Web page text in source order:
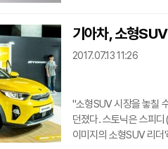
레인지로버 이보크 등 2
불량이 발견돼 화재 가
14일부터 해당 차량을
기아차, 소형
2017.07.13 11:26
"소형SUV 시장을 놓칠
던졌다. 스토닉은 스피
이미지의 소형SUV 리